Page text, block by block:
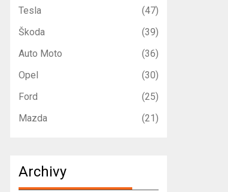
Tesla
(47)
Škoda
(39)
Auto Moto
(36)
Opel
(30)
Ford
(25)
Mazda
(21)
Archivy